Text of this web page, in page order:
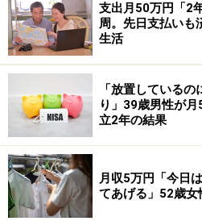
投資銘柄を探す際は、まず「
しているかどうかを確認」して
とチャートを見て」購入を決め
オリエンタルランド以外では、
ディングス＜2702＞
値段を気にせずに注文できる」
グス＜3543＞ は株主優待用の
ニングにも使用できる」点で
支出月50万円「2
周。先日支払いも
生活
「放置している
り」39歳男性が
立2年の結果
月収5万円「今日
てあげる」52歳女